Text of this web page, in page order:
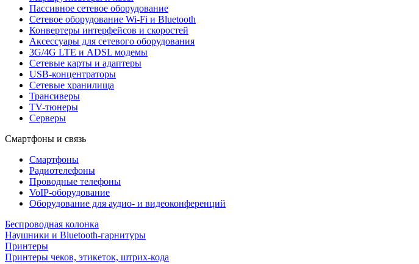
Пассивное сетевое оборудование
Сетевое оборудование Wi-Fi и Bluetooth
Конвертеры интерфейсов и скоростей
Аксессуары для сетевого оборудования
3G/4G LTE и ADSL модемы
Сетевые карты и адаптеры
USB-концентраторы
Сетевые хранилища
Трансиверы
TV-тюнеры
Серверы
Смартфоны и связь
Смартфоны
Радиотелефоны
Проводные телефоны
VoIP-оборудование
Оборудование для аудио- и видеоконференций
Беспроводная колонка
Наушники и Bluetooth-гарнитуры
Принтеры
Принтеры чеков, этикеток, штрих-кода